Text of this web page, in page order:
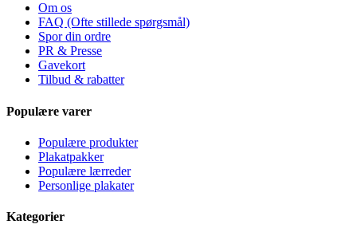
Om os
FAQ (Ofte stillede spørgsmål)
Spor din ordre
PR & Presse
Gavekort
Tilbud & rabatter
Populære varer
Populære produkter
Plakatpakker
Populære lærreder
Personlige plakater
Kategorier